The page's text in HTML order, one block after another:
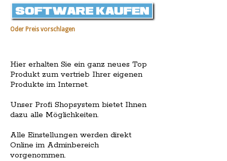
Oder Preis vorschlagen
Hier erhalten Sie ein ganz neues Top
Produkt zum vertrieb Ihrer eigenen
Produkte im Internet.
Unser Profi Shopsystem bietet Ihnen
dazu alle Möglichkeiten.
Alle Einstellungen werden direkt
Online im Adminbereich
vorgenommen.